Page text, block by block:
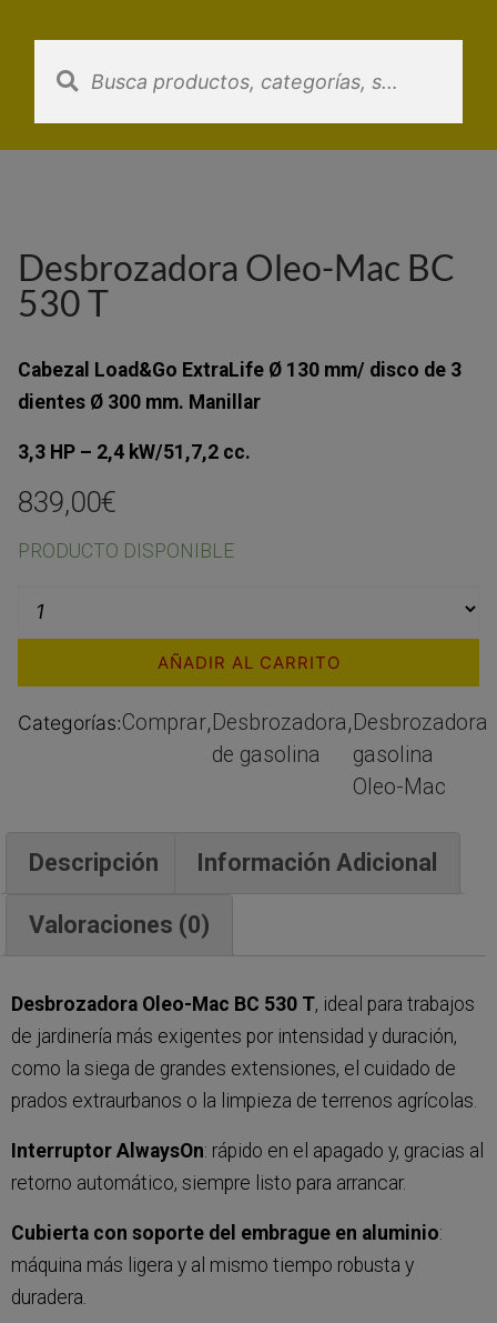
contenido
Desbrozadora Oleo-Mac BC
530 T
Cabezal Load&Go ExtraLife Ø 130 mm/ disco de 3
dientes Ø 300 mm. Manillar
3,3 HP – 2,4 kW/51,7,2 cc.
839,00€
PRODUCTO DISPONIBLE
AÑADIR AL CARRITO
Categorías:Comprar, Desbrozadora
de gasolina
, Desbrozadora
gasolina
Oleo-Mac
Descripción Información Adicional
Valoraciones (0)
Desbrozadora Oleo-Mac BC 530 T, ideal para trabajos
de jardinería más exigentes por intensidad y duración,
como la siega de grandes extensiones, el cuidado de
prados extraurbanos o la limpieza de terrenos agrícolas.
Interruptor AlwaysOn: rápido en el apagado y, gracias al
retorno automático, siempre listo para arrancar.
Cubierta con soporte del embrague en aluminio:
máquina más ligera y al mismo tiempo robusta y
duradera.